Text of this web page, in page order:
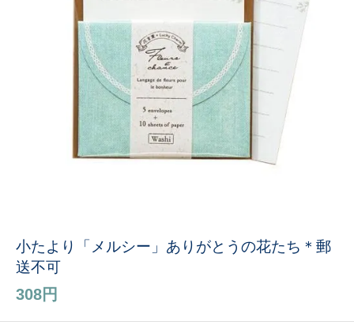
小たより「メルシー」ありがとうの花たち＊郵
送不可
308円